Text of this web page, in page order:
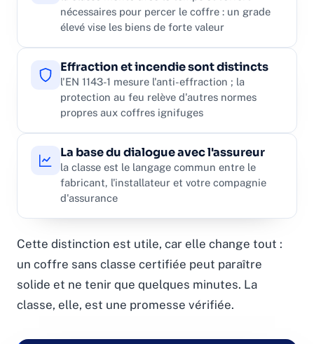
nécessaires pour percer le coffre : un grade
élevé vise les biens de forte valeur
Effraction et incendie sont distincts
l'EN 1143-1 mesure l'anti-effraction ; la
protection au feu relève d'autres normes
propres aux coffres ignifuges
La base du dialogue avec l'assureur
la classe est le langage commun entre le
fabricant, l'installateur et votre compagnie
d'assurance
Cette distinction est utile, car elle change tout :
un coffre sans classe certifiée peut paraître
solide et ne tenir que quelques minutes. La
classe, elle, est une promesse vérifiée.